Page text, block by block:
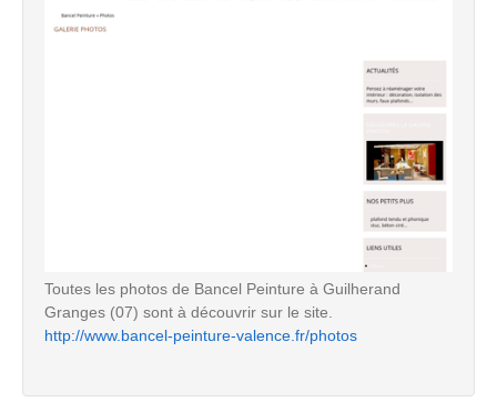
Toutes les photos de Bancel Peinture à Guilherand
Granges (07) sont à découvrir sur le site.
http://www.bancel-peinture-valence.fr/photos